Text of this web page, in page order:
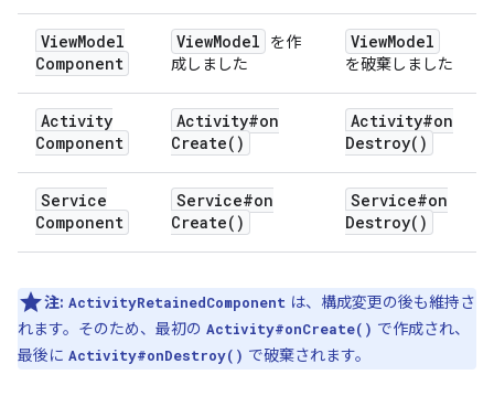
ViewModel
Component
ViewModel
を作
成しました
ViewModel
を破棄しました
Activity
Component
Activity#on
Create( )
Activity#on
Destroy( )
Service
Component
Service#on
Create( )
Service#on
Destroy( )
注: ActivityRetainedComponent は、構成変更の後も維持さ
れます。そのため、最初の Activity#onCreate() で作成され、
最後に Activity#onDestroy() で破棄されます。